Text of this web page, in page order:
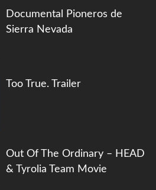
Documental Pioneros de
Sierra Nevada
Too True. Trailer
Out Of The Ordinary – HEAD
& Tyrolia Team Movie